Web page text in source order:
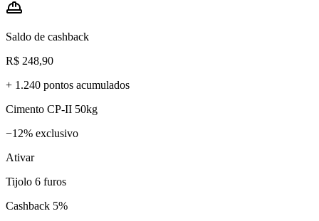
Saldo de cashback
R$ 248,90
+ 1.240 pontos acumulados
Cimento CP-II 50kg
−12% exclusivo
Ativar
Tijolo 6 furos
Cashback 5%